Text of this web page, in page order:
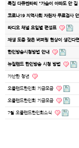
특집 다큐멘타리 "가슴이 아파도 안 길
코로나19 지역사회 자원자 무료검사
라디오 채널 요일별 편성표
재생 도중 잦은 버퍼링 현상이 생긴다면
한인방송시청방법 안내
뉴질랜드 한인방송 시청 방법
가난한 청년
오클랜드한인회 기금모금
오클랜드한인회 기금모금
7월 오클랜드한인회소식